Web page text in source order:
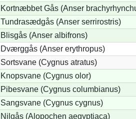
Kortnæbbet Gås (Anser
Tundrasædgås (Anser serrirostris)
Blisgås (Anser albifrons)
Dværggås (Anser erythropus)
Sortsvane (Cygnus atratus)
Knopsvane (Cygnus olor)
Pibesvane (Cygnus columbianus)
Sangsvane (Cygnus cygnus)
Nilgås (Alopochen aegyptiaca)